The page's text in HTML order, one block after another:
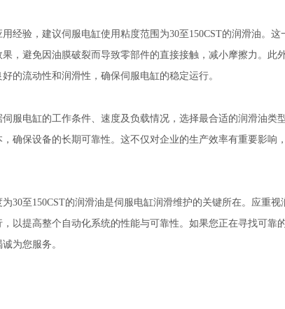
验，建议伺服电缸使用粘度范围为30至150CST的润滑油。这
，避免因油膜破裂而导致零部件的直接接触，减小摩擦力。此
的流动性和润滑性，确保伺服电缸的稳定运行。
电缸的工作条件、速度及负载情况，选择最合适的润滑油类
确保设备的长期可靠性。这不仅对企业的生产效率有重要影响
至150CST的润滑油是伺服电缸润滑维护的关键所在。应重视
以提高整个自动化系统的性能与可靠性。如果您正在寻找可靠
为您服务。